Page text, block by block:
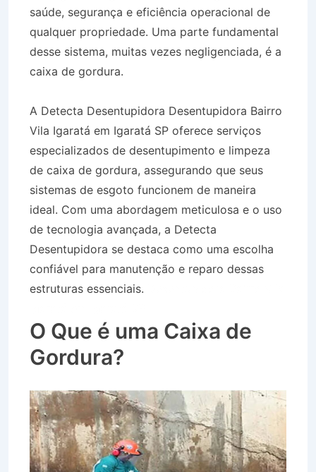
saúde, segurança e eficiência operacional de
qualquer propriedade. Uma parte fundamental
desse sistema, muitas vezes negligenciada, é a
caixa de gordura.
A Detecta Desentupidora Desentupidora Bairro
Vila Igaratá em Igaratá SP oferece serviços
especializados de desentupimento e limpeza
de caixa de gordura, assegurando que seus
sistemas de esgoto funcionem de maneira
ideal. Com uma abordagem meticulosa e o uso
de tecnologia avançada, a Detecta
Desentupidora se destaca como uma escolha
confiável para manutenção e reparo dessas
estruturas essenciais.
O Que é uma Caixa de
Gordura?